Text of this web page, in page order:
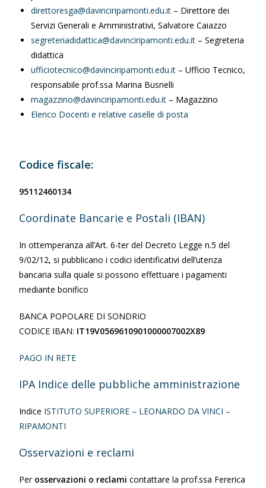
direttoresga@davinciripamonti.edu.it – Direttore dei
Servizi Generali e Amministrativi, Salvatore Caiazzo
segreteriadidattica@davinciripamonti.edu.it – Segreteria
didattica
ufficiotecnico@davinciripamonti.edu.it – Ufficio Tecnico,
responsabile prof.ssa Marina Busnelli
magazzino@davinciripamonti.edu.it – Magazzino
Elenco Docenti e relative caselle di posta
Codice fiscale:
95112460134
Coordinate Bancarie e Postali (IBAN)
In ottemperanza all’Art. 6-ter del Decreto Legge n.5 del
9/02/12, si pubblicano i codici identificativi dell’utenza
bancaria sulla quale si possono effettuare i pagamenti
mediante bonifico
BANCA POPOLARE DI SONDRIO
CODICE IBAN: IT19V0569610901000007002X89
PAGO IN RETE
IPA Indice delle pubbliche amministrazione
Indice ISTITUTO SUPERIORE – LEONARDO DA VINCI –
RIPAMONTI
Osservazioni e reclami
Per osservazioni o reclami contattare la prof.ssa Fererica